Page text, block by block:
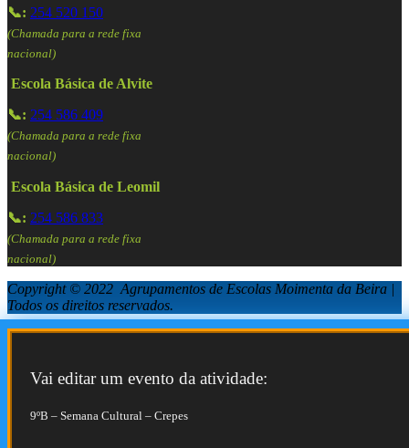
📞: 254 520 150
(Chamada para a rede fixa
nacional)
Escola Básica de Alvite
📞: 254 586 409
(Chamada para a rede fixa
nacional)
Escola Básica de Leomil
📞: 254 586 833
(Chamada para a rede fixa
nacional)
Copyright © 2022 Agrupamentos de Escolas Moimenta da Beira |
Todos os direitos reservados.
Vai editar um evento da atividade:
9ºB – Semana Cultural – Crepes